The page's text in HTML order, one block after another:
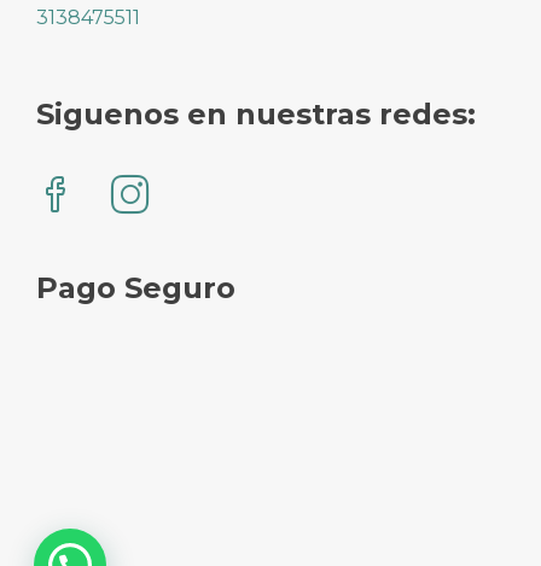
3138475511
Siguenos en nuestras redes:
Pago Seguro